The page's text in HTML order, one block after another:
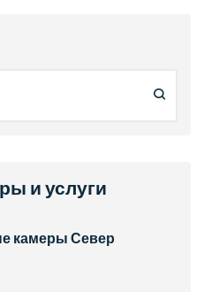
и услуги
камеры Север